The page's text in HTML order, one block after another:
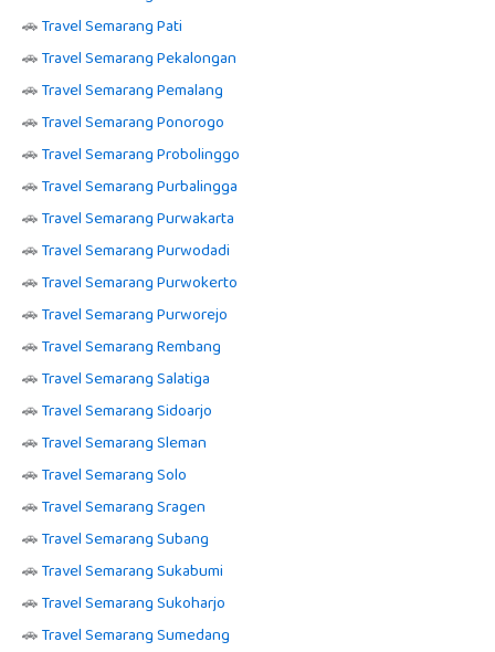
🚗Travel Semarang Pati
🚗Travel Semarang Pekalongan
🚗Travel Semarang Pemalang
🚗Travel Semarang Ponorogo
🚗Travel Semarang Probolinggo
🚗Travel Semarang Purbalingga
🚗Travel Semarang Purwakarta
🚗Travel Semarang Purwodadi
🚗Travel Semarang Purwokerto
🚗Travel Semarang Purworejo
🚗Travel Semarang Rembang
🚗Travel Semarang Salatiga
🚗Travel Semarang Sidoarjo
🚗Travel Semarang Sleman
🚗Travel Semarang Solo
🚗Travel Semarang Sragen
🚗Travel Semarang Subang
🚗Travel Semarang Sukabumi
🚗Travel Semarang Sukoharjo
🚗Travel Semarang Sumedang